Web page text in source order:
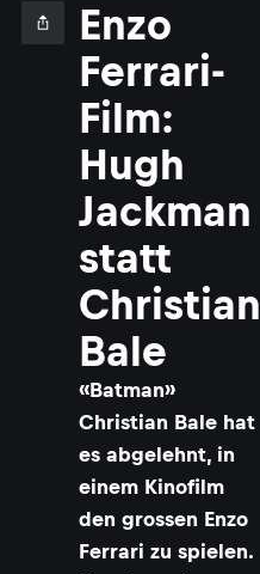
Enzo
Ferrari-
Film:
Hugh
Jackman
statt
Christian
Bale
​«Batman»
Christian Bale hat
es abgelehnt, in
einem Kinofilm
den grossen Enzo
Ferrari zu spielen.